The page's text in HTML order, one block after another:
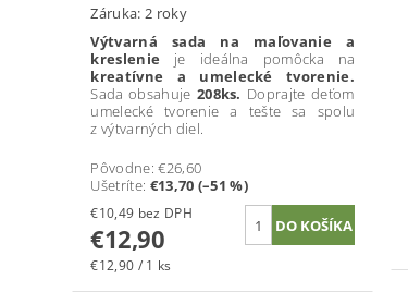
Záruka: 2 roky
Výtvarná sada na maľovanie a
kreslenie je ideálna pomôcka na
kreatívne a umelecké tvorenie.
Sada obsahuje 208ks. Doprajte deťom
umelecké tvorenie a tešte sa spolu
z výtvarných diel.
Pôvodne:€26,60
Ušetríte: €13,70 (–51 %)
€10,49 bez DPH
€12,90
€12,90 / 1 ks